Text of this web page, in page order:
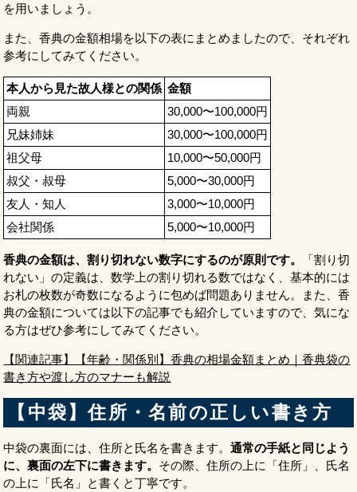
を用いましょう。
また、香典の金額相場を以下の表にまとめましたので、それぞれ
参考にしてみてください。
本人から見た故人様との関係 金額
両親
30,000〜100,000円
兄妹姉妹
30,000〜100,000円
祖父母
10,000〜50,000円
叔父・叔母
5,000〜30,000円
友人・知人
3,000〜10,000円
会社関係
5,000〜10,000円
香典の金額は、割り切れない数字にするのが原則です。
「割り切
れない」の定義は、数学上の割り切れる数ではなく、基本的には
お札の枚数が奇数になるように包めば問題ありません。また、香
典の金額については以下の記事でも紹介していますので、気にな
る方はぜひ参考にしてみてください。
【関連記事】【年齢・関係別】香典の相場金額まとめ｜香典袋の
書き方や渡し方のマナーも解説
【中袋】住所・名前の正しい書き方
中袋の裏面には、住所と氏名を書きます。通常の手紙と同じよう
に、裏面の左下に書きます。 その際、住所の上に「住所」、氏名
の上に「氏名」と書くと丁寧です。